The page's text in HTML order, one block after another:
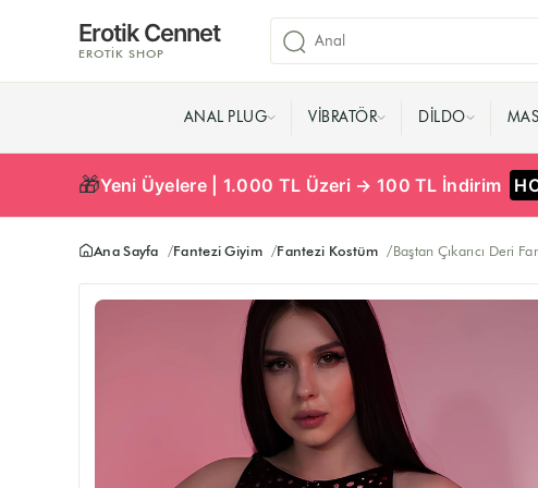
Erotik Cennet
EROTIK SHOP
ANAL PLUG VIBRATÖR DILDO
🎁Yeni Üyelere | 1.000 TL Üzeri → 100 TL İndirim
Ana Sayfa Fantezi Giyim Fantezi Kostüm Baştan Çıkarıcı Deri